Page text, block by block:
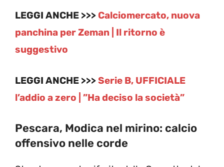
LEGGI ANCHE >>> Calciomercato, nuova
panchina per Zeman | Il ritorno è
suggestivo
LEGGI ANCHE >>>Serie B, UFFICIALE
l’addio a zero | ”Ha deciso la società”
Pescara, Modica nel mirino: calcio
offensivo nelle corde